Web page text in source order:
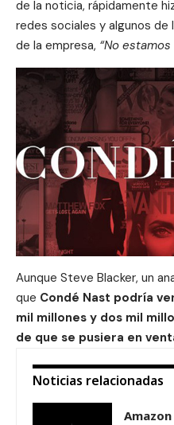
de la noticia, rápidamente
redes sociales y algunos
de la empresa, “No
Aunque Steve Blacker, un
que Condé Nast podría
mil millones y dos mil
de que se pusiera en
Noticias relacionadas